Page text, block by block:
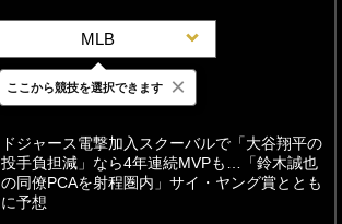
MLB
最新 24時間 週間
ドジャース電撃加入スクーバルで「大谷翔平の
投手負担減」なら4年連続MVPも…「鈴木誠也
の同僚PCAを射程圏内」サイ・ヤング賞ととも
に予想
ここから競技を選択できます ×